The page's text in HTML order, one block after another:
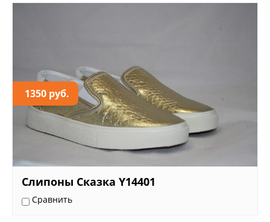
1350 руб.
Слипоны Сказка Y14401
Сравнить